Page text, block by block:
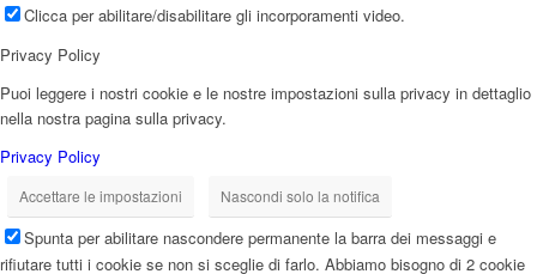
Clicca per abilitare/disabilitare gli incorporamenti video.
Privacy Policy
Puoi leggere i nostri cookie e le nostre impostazioni sulla privacy in dettaglio
nella nostra pagina sulla privacy.
Privacy Policy
Accettare le impostazioni Nascondi solo la notifica
Spunta per abilitare nascondere permanente la barra dei messaggi e
rifiutare tutti i cookie se non si sceglie di farlo. Abbiamo bisogno di 2 cookie